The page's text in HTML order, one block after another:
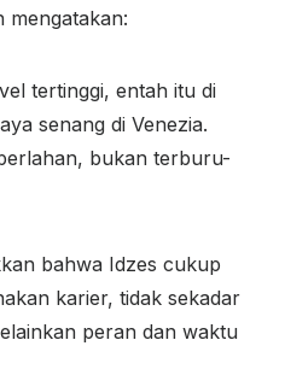
mengatakan:
tertinggi, entah itu di
senang di Venezia.
bukan terburu-
bahwa Idzes cukup
karier, tidak sekadar
peran dan waktu